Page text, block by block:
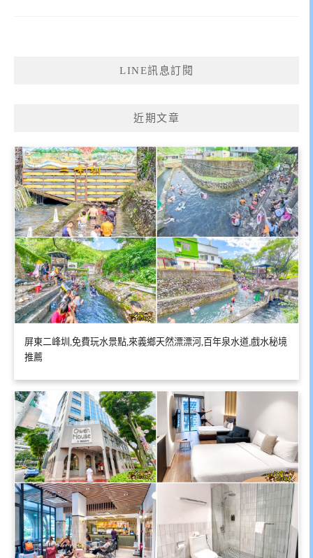
LINE訊息訂閱
近期文章
屏東二峰圳,免費玩水景點,來義鄉天然漂漂河,百年泉水道,戲水秘境
推薦